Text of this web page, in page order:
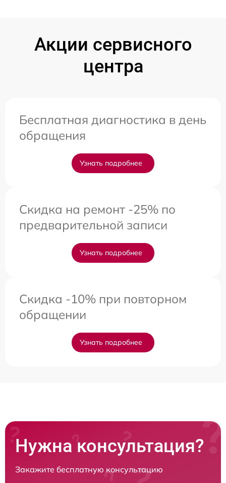
Акции сервисного
центра
Бесплатная диагностика в день
обращения
Узнать подробнее
Скидка на ремонт -25% по
предварительной записи
Узнать подробнее
Скидка -10% при повторном
обращении
Узнать подробнее
Нужна консультация?
Закажите бесплатную консультацию